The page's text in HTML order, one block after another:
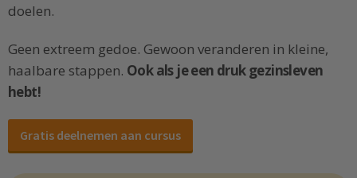
doelen.
Geen extreem gedoe. Gewoon veranderen in kleine,
haalbare stappen. Ook als je een druk gezinsleven
hebt!
Gratis deelnemen aan cursus